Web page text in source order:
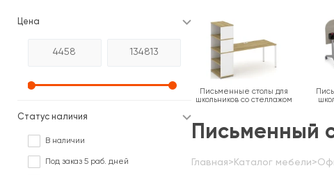
Цена
Статус наличия
В наличии
Под заказ 5 раб. дней
Письменный
Главная> Каталог мебели>
Письменные столы для
школьников со стеллажом